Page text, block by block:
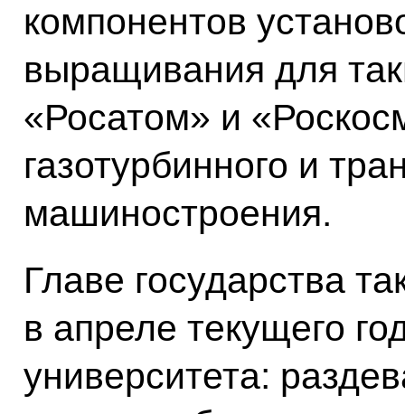
компонентов
выращивания для
«Росатом» и
газотурбинного и
машиностроения.
Главе государства
в апреле текущего
университета: